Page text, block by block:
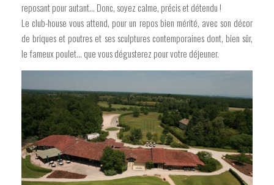
reposant pour autant… Donc, soyez calme, précis et détendu !
Le club-house vous attend, pour un repos bien mérité, avec son décor
de briques et poutres et ses sculptures contemporaines dont, bien sûr,
le fameux poulet… que vous dégusterez pour votre déjeuner.